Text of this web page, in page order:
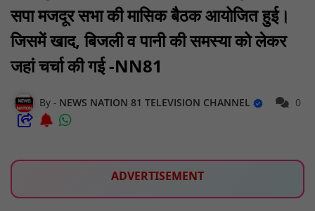
सपा मजदूर सभा की मासिक बैठक आयोजित हुई।
जिसमें खाद, बिजली व पानी की समस्या को लेकर
जहां चर्चा की गई -NN81
NEWS NATION 81 TELEVISION CHANNEL 0
ADVERTISEMENT